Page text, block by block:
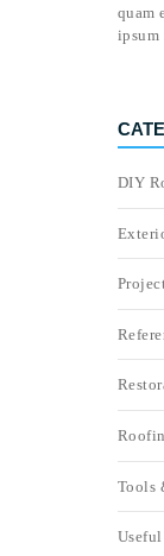
quam
ipsum
DIY
Tools